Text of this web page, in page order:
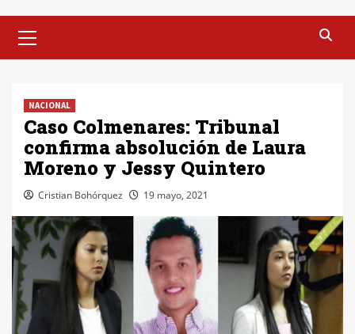
principal
NACIONAL
Caso Colmenares: Tribunal
confirma absolución de Laura
Moreno y Jessy Quintero
Cristian Bohórquez 19 mayo, 2021